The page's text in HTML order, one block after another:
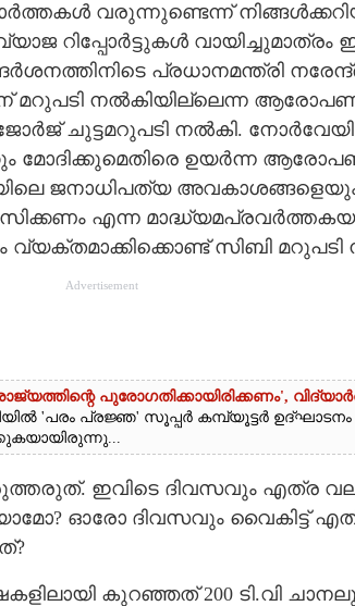
വരുന്നുണ്ടെന്ന്
റിപ്പോർട്ടുകൾ വായിച്ചുമാത്രം
പ്രധാനമന്ത്രി
മറുപടി നൽകിയില്ലെന്ന
ജോർജ് ചുട്ടമറുപടി നൽകി.
മോദിക്കുമെതിരെ ഉയർന്ന
ജനാധിപത്യ
എന്ന
സിബി മറുപടി
Advertisement
പുരോഗതിക്കായിരിക്കണം',​
പ്രജ്ഞ' സൂപ്പർ കമ്പ്യൂട്ടർ ഉദ്ഘാടനം
ഇവിടെ ദിവസവും എത്ര
ഓരോ ദിവസവും വൈകിട്ട്
കുറഞ്ഞത് 200 ടി.വി